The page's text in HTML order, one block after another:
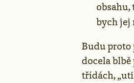
bych jej
Budu proto
docela
třídách,